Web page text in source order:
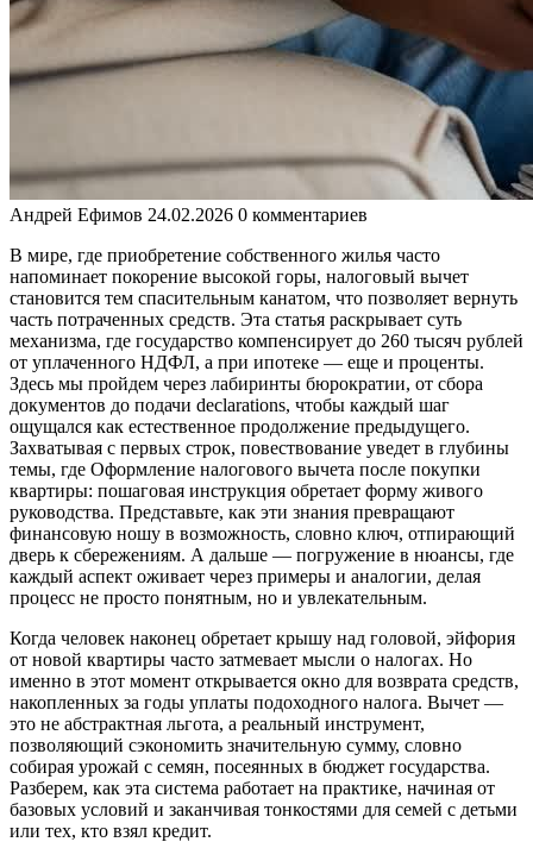
Андрей Ефимов 24.02.2026 0 комментариев
В мире, где приобретение собственного жилья часто
напоминает покорение высокой горы, налоговый вычет
становится тем спасительным канатом, что позволяет вернуть
часть потраченных средств. Эта статья раскрывает суть
механизма, где государство компенсирует до 260 тысяч рублей
от уплаченного НДФЛ, а при ипотеке — еще и проценты.
Здесь мы пройдем через лабиринты бюрократии, от сбора
документов до подачи declarations, чтобы каждый шаг
ощущался как естественное продолжение предыдущего.
Захватывая с первых строк, повествование уведет в глубины
темы, где Оформление налогового вычета после покупки
квартиры: пошаговая инструкция обретает форму живого
руководства. Представьте, как эти знания превращают
финансовую ношу в возможность, словно ключ, отпирающий
дверь к сбережениям. А дальше — погружение в нюансы, где
каждый аспект оживает через примеры и аналогии, делая
процесс не просто понятным, но и увлекательным.
Когда человек наконец обретает крышу над головой, эйфория
от новой квартиры часто затмевает мысли о налогах. Но
именно в этот момент открывается окно для возврата средств,
накопленных за годы уплаты подоходного налога. Вычет —
это не абстрактная льгота, а реальный инструмент,
позволяющий сэкономить значительную сумму, словно
собирая урожай с семян, посеянных в бюджет государства.
Разберем, как эта система работает на практике, начиная от
базовых условий и заканчивая тонкостями для семей с детьми
или тех, кто взял кредит.